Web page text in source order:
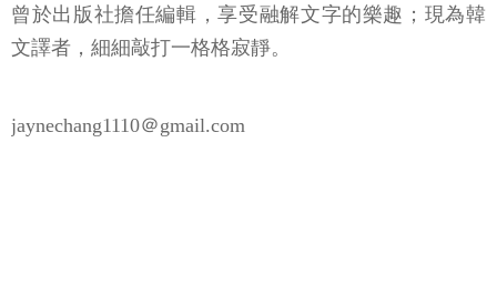
曾於出版社擔任編輯，享受融解文字的樂趣；現為韓
文譯者，細細敲打一格格寂靜。
jaynechang1110＠gmail.com